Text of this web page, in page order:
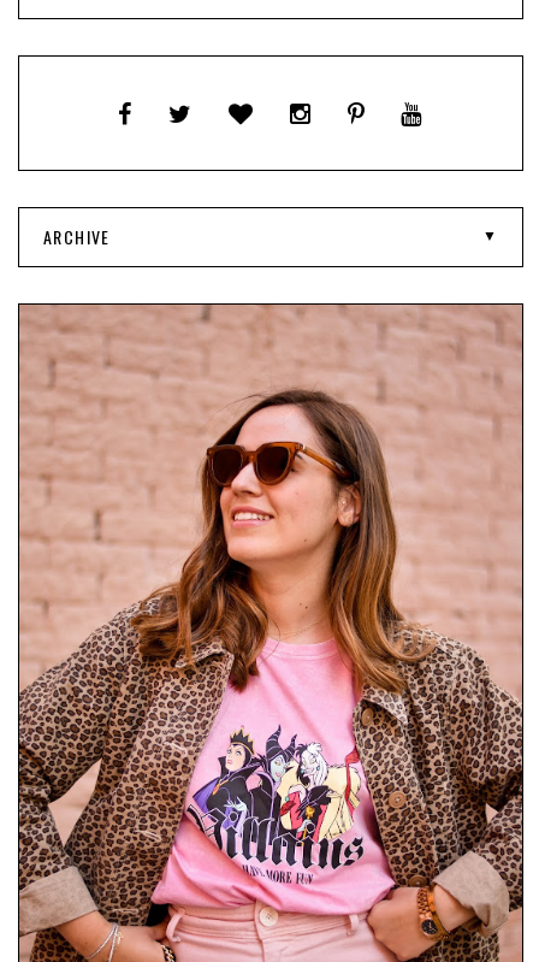
ARCHIVE